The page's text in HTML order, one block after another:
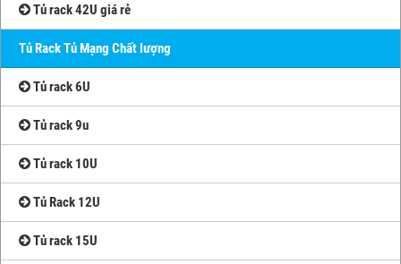
Tủ rack 42U giá rẻ
Tủ Rack Tủ Mạng Chất lượng
Tủ rack 6U
Tủ rack 9u
Tủ rack 10U
Tủ Rack 12U
Tủ rack 15U